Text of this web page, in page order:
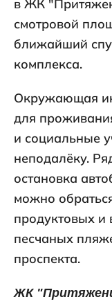
в ЖК
смотровой
ближайший
комплекса.
Окружающая
для
и социальные
неподалёку.
остановка
можно
продуктовых
песчаных
проспекта.
ЖК